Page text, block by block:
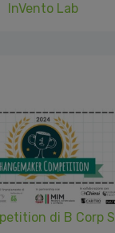
InVento Lab
di B Corp